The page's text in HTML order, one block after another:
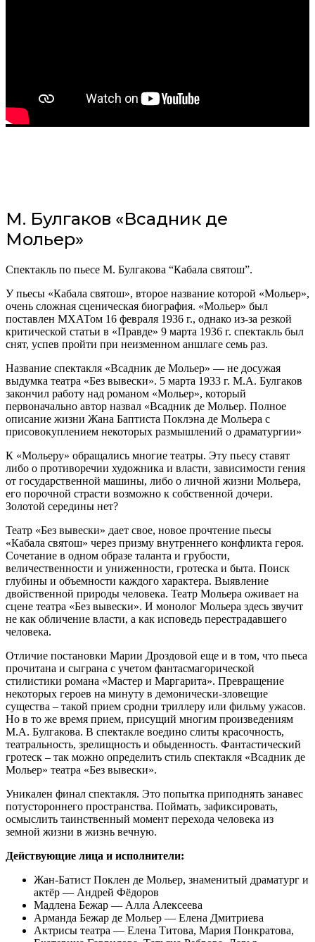
М. Булгаков «Всадник де
Мольер»
Спектакль по пьесе М. Булгакова “Кабала святош”.
У пьесы «Кабала святош», второе название которой «Мольер»,
очень сложная сценическая биография. «Мольер» был
поставлен МХАТом 16 февраля 1936 г., однако из-за резкой
критической статьи в «Правде» 9 марта 1936 г. спектакль был
снят, успев пройти при неизменном аншлаге семь раз.
Название спектакля «Всадник де Мольер» — не досужая
выдумка театра «Без вывески». 5 марта 1933 г. М.А. Булгаков
закончил работу над романом «Мольер», который
первоначально автор назвал «Всадник де Мольер. Полное
описание жизни Жана Баптиста Поклэна де Мольера с
присовокуплением некоторых размышлений о драматургии»
К «Мольеру» обращались многие театры. Эту пьесу ставят
либо о противоречии художника и власти, зависимости гения
от государственной машины, либо о личной жизни Мольера,
его порочной страсти возможно к собственной дочери.
Золотой середины нет?
Театр «Без вывески» дает свое, новое прочтение пьесы
«Кабала святош» через призму внутреннего конфликта героя.
Сочетание в одном образе таланта и грубости,
величественности и униженности, гротеска и быта. Поиск
глубины и объемности каждого характера. Выявление
двойственной природы человека. Театр Мольера оживает на
сцене театра «Без вывески». И монолог Мольера здесь звучит
не как обличение власти, а как исповедь перестрадавшего
человека.
Отличие постановки Марии Дроздовой еще и в том, что пьеса
прочитана и сыграна с учетом фантасмагорической
стилистики романа «Мастер и Маргарита». Превращение
некоторых героев на минуту в демонически-зловещие
существа – такой прием сродни триллеру или фильму ужасов.
Но в то же время прием, присущий многим произведениям
М.А. Булгакова. В спектакле воедино слиты красочность,
театральность, зрелищность и обыденность. Фантастический
гротеск – так можно определить стиль спектакля «Всадник де
Мольер» театра «Без вывески».
Уникален финал спектакля. Это попытка приподнять занавес
потустороннего пространства. Поймать, зафиксировать,
осмыслить таинственный момент перехода человека из
земной жизни в жизнь вечную.
Действующие лица и исполнители:
Жан-Батист Поклен де Мольер, знаменитый драматург и
актёр — Андрей Фёдоров
Мадлена Бежар — Алла Алексеева
Арманда Бежар де Мольер — Елена Дмитриева
Актрисы театра — Елена Титова, Мария Понкратова,